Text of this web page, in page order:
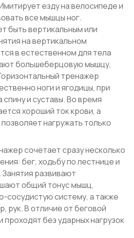
езду на велосипеде и
все мышцы ног.
быть вертикальным или
на вертикальном
в естественном для тела
большеберцовую мышцу,
тренажер
ноги и ягодицы, при
спину и суставы. Во время
хороший ток крови, а
нагружать только
сочетает сразу несколько
бег, ходьбу по лестнице и
развивают
общий тонус мышц,
сосудистую систему, а также
рук. В отличие от беговой
без ударных нагрузок